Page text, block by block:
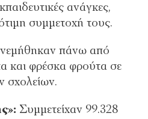
ανάγκες,
συμμετοχή τους.
πάνω από
και φρέσκα φρούτα σε
σχολείων.
Συμμετείχαν 99.328